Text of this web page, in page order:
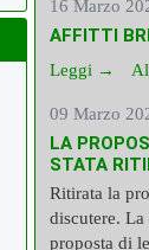
16 Marzo
AFFITTI
Leggi →
09 Marzo
LA
STATA
Ritirata la
discutere.
proposta di